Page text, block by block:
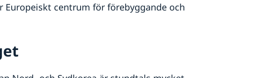
Europeiskt centrum för förebyggande och